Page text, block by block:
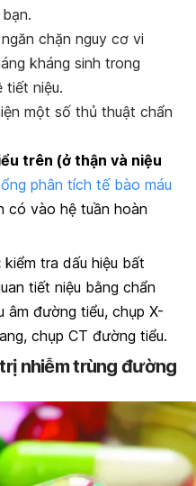
chặn nguy cơ vi
kháng sinh trong
tiết niệu.
một số thủ thuật chẩn
trên (ở thận và niệu
phân tích tế bào máu
có vào hệ tuần hoàn
kiểm tra dấu hiệu bất
tiết niệu bằng chẩn
âm đường tiểu, chụp X-
chụp CT đường tiểu.
nhiễm trùng đường